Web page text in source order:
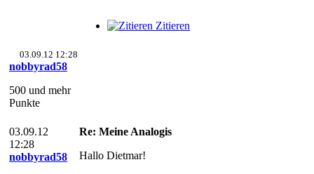
Zitieren
03.09.12 12:28
nobbyrad58
500 und mehr
Punkte
03.09.12
12:28
nobbyrad58
Re: Meine Analogis
Hallo Dietmar!